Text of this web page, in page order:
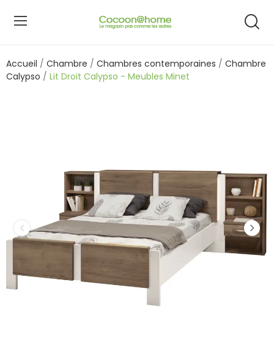
Accueil Chambre Chambres contemporaines
Chambre
Calypso
Lit Droit Calypso - Meubles Minet